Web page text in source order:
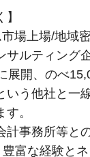
場上場/地域
サルティング企
展開、のべ
いう他社と一
。
計事務所等と
富な経験と